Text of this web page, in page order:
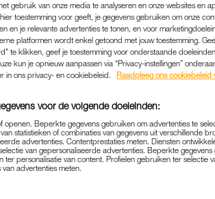
AAN
BINNENLAND| GOEIE ACTIE
03-2022 | BELINDA JANSSEN
op het hoofdkantoor en in de
in de komende maanden wordt
gebruik van onze media te analyseren en onze websites en
toestemming voor geeft, je gegevens gebruiken om onze
en je relevante advertenties te tonen, en voor
platformen wordt enkel getoond met jouw toestemming.
te klikken, geef je toestemming voor onderstaande
kun je opnieuw aanpassen via “Privacy-instellingen”
in ons privacy- en cookiebeleid.
Raadpleeg ons cookiebeleid
voor de volgende doeleinden:
openen. Beperkte gegevens gebruiken om advertenties te
statistieken of combinaties van gegevens uit verschillende
advertenties. Contentprestaties meten. Diensten
van gepersonaliseerde advertenties. Beperkte
ter personalisatie van content. Profielen gebruiken ter selectie
advertenties meten.